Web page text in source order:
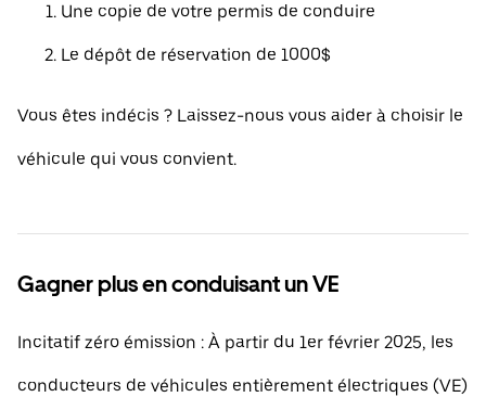
Une copie de votre permis de conduire
Le dépôt de réservation de 1000$
Vous êtes indécis ? Laissez-nous vous aider à choisir le
véhicule qui vous convient.
Gagner plus en conduisant un VE
Incitatif zéro émission : À partir du 1er février 2025, les
conducteurs de véhicules entièrement électriques (VE)